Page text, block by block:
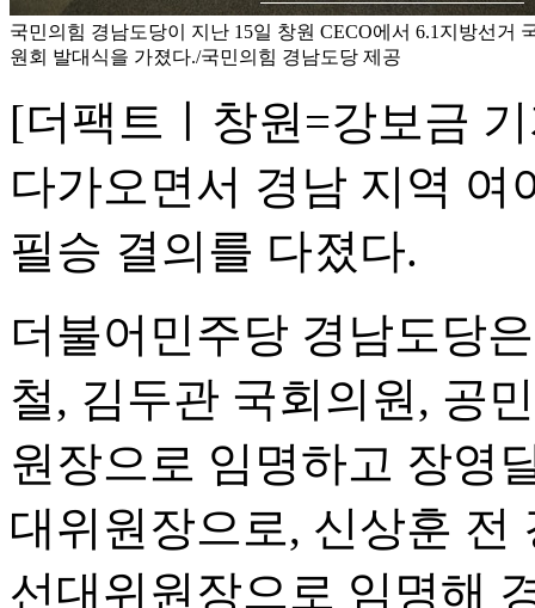
국민의힘 경남도당이 지난 15일 창원 CECO에서 6.1지방선거
원회 발대식을 가졌다./국민의힘 경남도당 제공
[더팩트ㅣ창원=강보금
다가오면서 경남 지역
필승 결의를 다졌다.
더불어민주당 경남도당
철, 김두관 국회의원, 공
원장으로 임명하고 장영
대위원장으로, 신상훈 전
선대위원장으로 임명해